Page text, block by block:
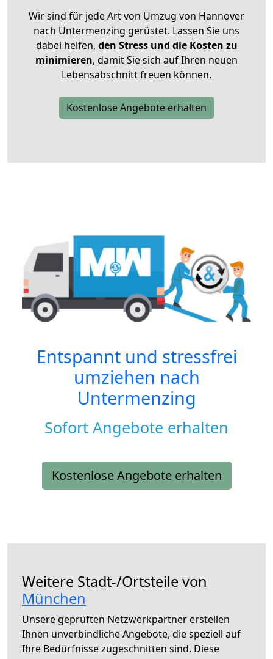
Wir sind für jede Art von Umzug von Hannover
nach Untermenzing gerüstet. Lassen Sie uns
dabei helfen, den Stress und die Kosten zu
minimieren, damit Sie sich auf Ihren neuen
Lebensabschnitt freuen können.
Kostenlose Angebote erhalten
Entspannt und stressfrei
umziehen nach
Untermenzing
Sofort Angebote erhalten
Kostenlose Angebote erhalten
Weitere Stadt-/Ortsteile von
München
Unsere geprüften Netzwerkpartner erstellen
Ihnen unverbindliche Angebote, die speziell auf
Ihre Bedürfnisse zugeschnitten sind. Diese